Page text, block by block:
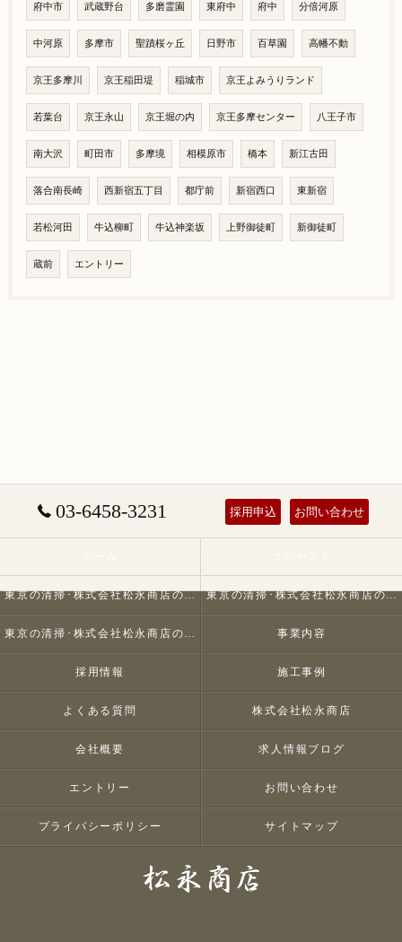
府中市 武蔵野台 多磨霊園 東府中 府中 分倍河原
中河原 多摩市 聖蹟桜ヶ丘 日野市 百草園 高幡不動
京王多摩川 京王稲田堤 稲城市 京王よみうりランド
若葉台 京王永山 京王堀の内 京王多摩センター 八王子市
南大沢 町田市 多摩境 相模原市 橋本 新江古田
落合南長崎 西新宿五丁目 都庁前 新宿西口 東新宿
若松河田 牛込柳町 牛込神楽坂 上野御徒町 新御徒町
蔵前 エントリー
03-6458-3231 採用申込 お問い合わせ
東京の清掃･株式会社松永商店の口コミ情報 東京の清掃･株式会社松永商店の評判
東京の清掃･株式会社松永商店のお客様の声 事業内容
採用情報 施工事例
よくある質問 株式会社松永商店
会社概要 求人情報ブログ
エントリー お問い合わせ
プライバシーポリシー サイトマップ